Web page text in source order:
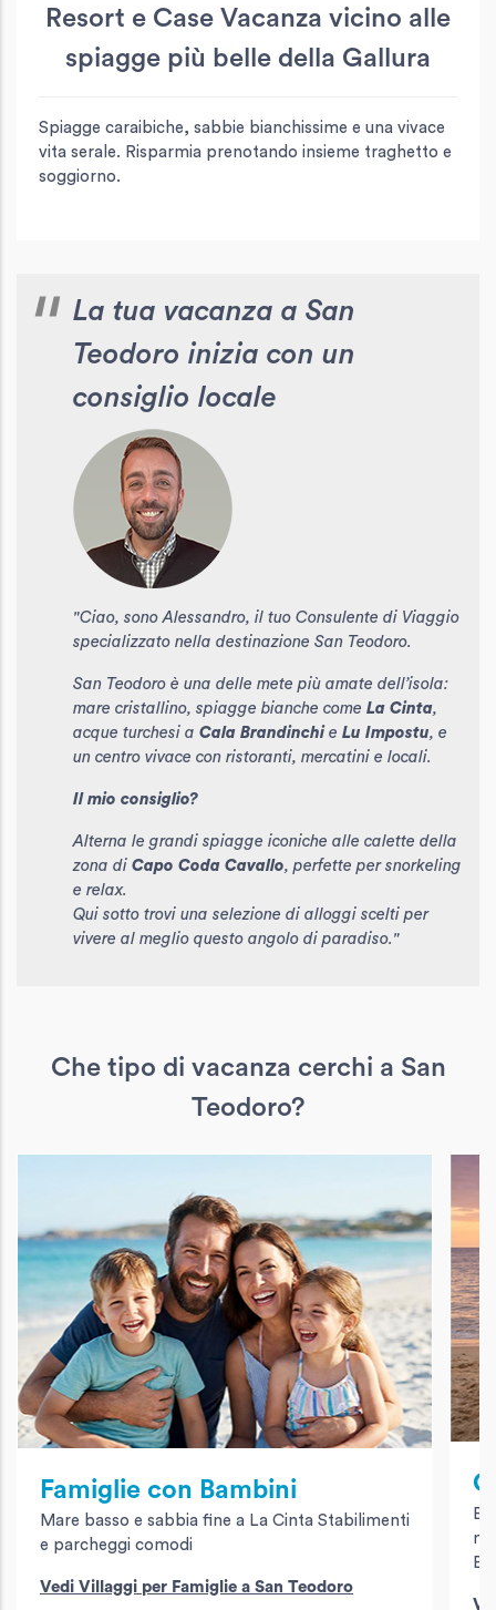
Resort e Case Vacanza vicino alle
spiagge più belle della Gallura
Spiagge caraibiche, sabbie bianchissime e una vivace
vita serale. Risparmia prenotando insieme traghetto e
soggiorno.
La tua vacanza a San
Teodoro inizia con un
consiglio locale
"Ciao, sono Alessandro, il tuo Consulente di Viaggio
specializzato nella destinazione San Teodoro.
San Teodoro è una delle mete più amate dell’isola:
mare cristallino, spiagge bianche come La Cinta,
acque turchesi a Cala Brandinchi e Lu Impostu, e
un centro vivace con ristoranti, mercatini e locali.
Il mio consiglio?
Alterna le grandi spiagge iconiche alle calette della
zona di Capo Coda Cavallo, perfette per snorkeling
e relax.
Qui sotto trovi una selezione di alloggi scelti per
vivere al meglio questo angolo di paradiso."
Che tipo di vacanza cerchi a San
Teodoro?
Famiglie con Bambini
Mare basso e sabbia fine a La Cinta Stabilimenti
e parcheggi comodi
Vedi Villaggi per Famiglie a San Teodoro